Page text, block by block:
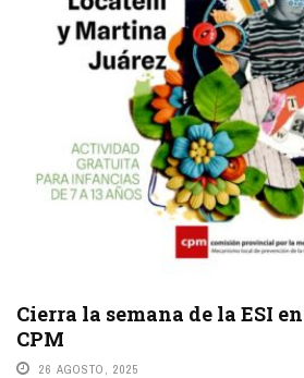
Cierra la semana de la ESI
CPM
26 AGOSTO, 2025